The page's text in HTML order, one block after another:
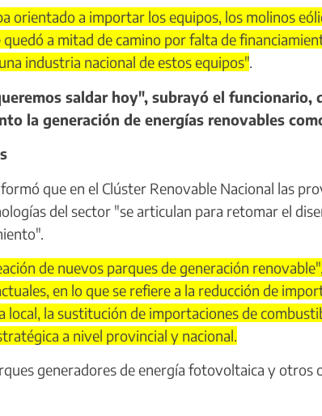
orientado a importar los equipos, los molinos
a mitad de camino por falta de
industria nacional de estos equipos".
saldar hoy", subrayó el funcionario,
la generación de energías renovables
que en el Clúster Renovable Nacional las
del sector "se articulan para retomar el
de nuevos parques de generación
en lo que se refiere a la reducción de
local, la sustitución de importaciones de
a nivel provincial y nacional.
generadores de energía fotovoltaica y otros